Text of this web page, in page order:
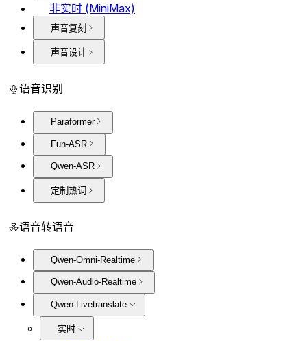
非实时 (MiniMax)
声音复刻
声音设计
语音识别
Paraformer
Fun-ASR
Qwen-ASR
定制热词
语音转语音
Qwen-Omni-Realtime
Qwen-Audio-Realtime
Qwen-Livetranslate
实时